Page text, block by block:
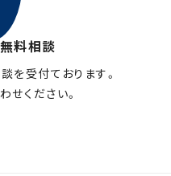
料相談
を受付ております。
せください。